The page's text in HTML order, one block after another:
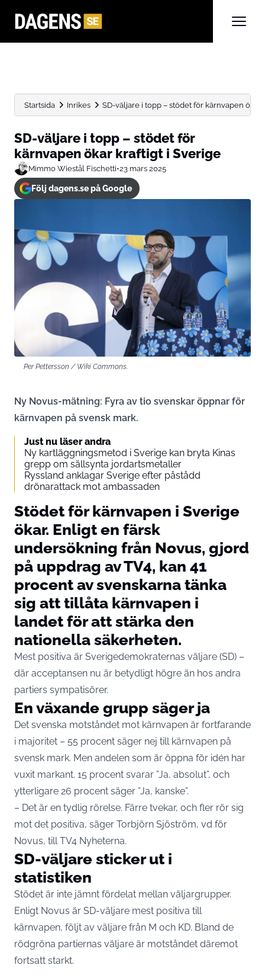
Startsida Inrikes SD-väljare i topp – stödet för kärnvapen ökar
SD-väljare i topp – stödet för
kärnvapen ökar kraftigt i Sverige
Mimmo Wiestål Fischetti•23 mars 2025
Följ dagens.se på Google
Per Pettersson / Wiki Commons.
Ny Novus-mätning: Fyra av tio svenskar öppnar för
kärnvapen på svensk mark.
Just nu läser andra
Ny kartläggningsmetod i Sverige kan bryta Kinas
grepp om sällsynta jordartsmetaller
Ryssland anklagar Sverige efter påstådd
drönarattack mot ambassaden
Stödet för kärnvapen i Sverige
ökar. Enligt en färsk
undersökning från Novus, gjord
på uppdrag av TV4, kan 41
procent av svenskarna tänka
sig att tillåta kärnvapen i
landet för att stärka den
nationella säkerheten.
Mest positiva är Sverigedemokraternas väljare (SD) –
där acceptansen nu är betydligt högre än hos andra
partiers sympatisörer.
En växande grupp säger ja
Det svenska motståndet mot kärnvapen är fortfarande
i majoritet – 55 procent säger nej till kärnvapen på
svensk mark. Men andelen som är öppna för idén har
vuxit markant. 15 procent svarar ”Ja, absolut”, och
ytterligare 26 procent säger ”Ja, kanske”.
– Det är en tydlig rörelse. Färre tvekar, och fler rör sig
mot det positiva, säger Torbjörn Sjöström, vd för
Novus, tillTV4 Nyheterna.
SD-väljare sticker ut i
statistiken
Stödet är inte jämnt fördelat mellan väljargrupper.
Enligt Novus är SD-väljare mest positiva till
kärnvapen, följt av väljare från M och KD. Bland de
rödgröna partiernas väljare är motståndet däremot
fortsatt starkt.